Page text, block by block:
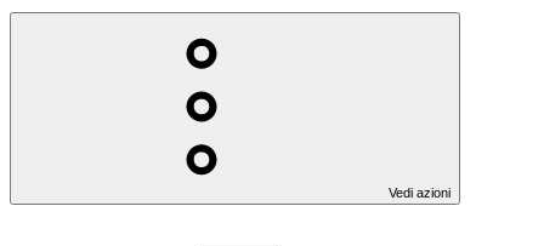
Vedi azioni